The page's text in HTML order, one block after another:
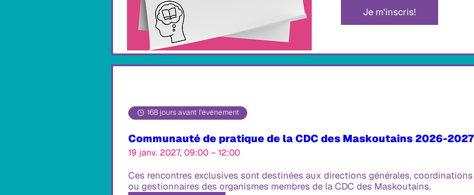
Je m'inscris!
168 jours avant l'événement
Communauté de pratique de la CDC des Maskoutains 2026-2027
19 janv. 2027, 09:00 – 12:00
Ces rencontres exclusives sont destinées aux directions générales, coordinations
ou gestionnaires des organismes membres de la CDC des Maskoutains.